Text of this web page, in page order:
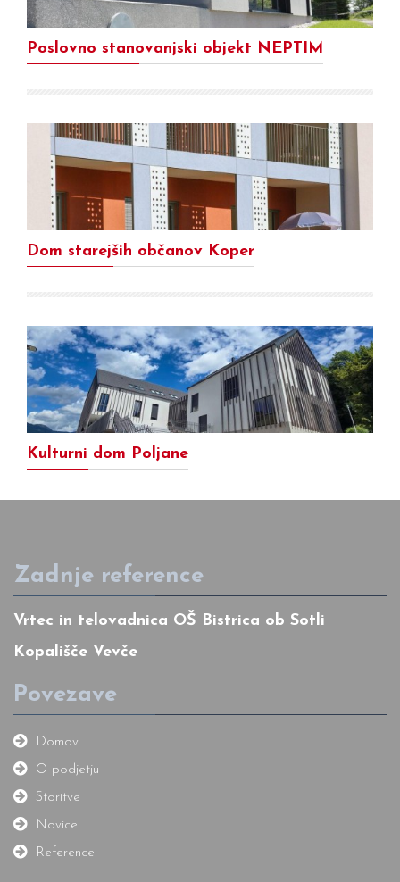
Poslovno stanovanjski objekt NEPTIM
Dom starejših občanov Koper
Kulturni dom Poljane
Zadnje reference
Vrtec in telovadnica OŠ Bistrica ob Sotli
Kopališče Vevče
Povezave
Domov
O podjetju
Storitve
Novice
Reference